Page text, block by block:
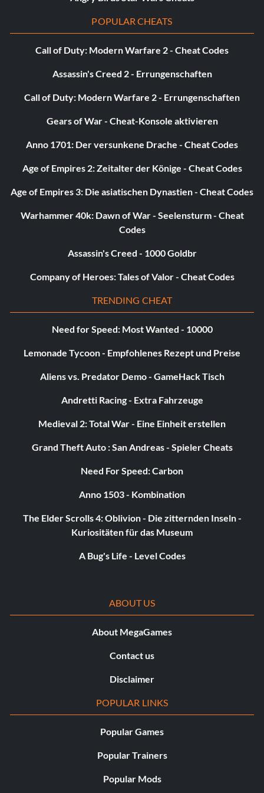
als Par auf dem Grün landen. GIR = Green in Regulation.
ICH BIN CADDIE! (Bronze): Nimm 25 Caddie-Vorschläge
in einer 18-Loch-Golfrunde an und führe sie aus.
Blühender Krabbenapfel in 1! (Bronze): Hole in one auf
diesem Loch verzeichnet).
Augusta Par 3 (Gold Course Mastery).
Neuer Rekordhalter! (Bronze): Unterbietet den
Streckenrekord von 63 bei den Masters (In Road to the
Bling my Tag (Bronze): Bringe 3 Pins an deinem Bag Tag an.
Short But Sweet (Bronze): Schlage den Platzrekord von
20 auf dem Augusta Par 3.
POPULAR CHEATS
Call of Duty: Modern Warfare 2 - Cheat Codes
Assassin's Creed 2 - Errungenschaften
Call of Duty: Modern Warfare 2 - Errungenschaften
Gears of War - Cheat-Konsole aktivieren
Anno 1701: Der versunkene Drache - Cheat Codes
Age of Empires 2: Zeitalter der Könige - Cheat Codes
Age of Empires 3: Die asiatischen Dynastien - Cheat Codes
Warhammer 40k: Dawn of War - Seelensturm - Cheat
Codes
Assassin's Creed - 1000 Goldbr
Company of Heroes: Tales of Valor - Cheat Codes
TRENDING CHEAT
Need for Speed: Most Wanted - 10000
Lemonade Tycoon - Empfohlenes Rezept und Preise
Aliens vs. Predator Demo - GameHack Tisch
Andretti Racing - Extra Fahrzeuge
Medieval 2: Total War - Eine Einheit erstellen
Grand Theft Auto : San Andreas - Spieler Cheats
Need For Speed: Carbon
Anno 1503 - Kombination
The Elder Scrolls 4: Oblivion - Die zitternden Inseln -
Kuriositäten für das Museum
A Bug's Life - Level Codes
ABOUT US
About MegaGames
Contact us
Disclaimer
POPULAR LINKS
Popular Games
Popular Trainers
Popular Mods